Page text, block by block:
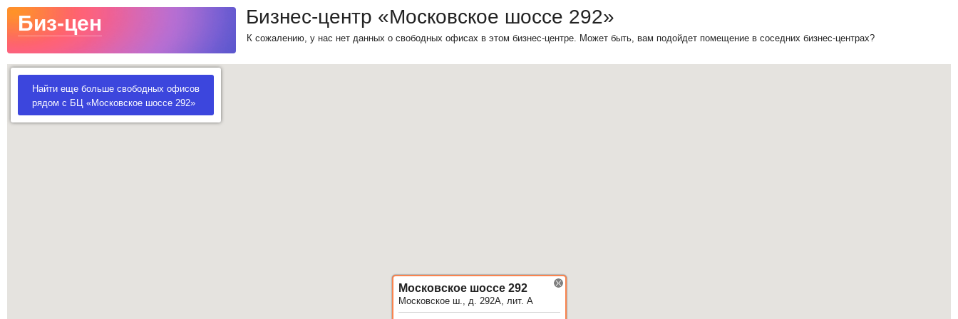
Биз-цен Бизнес-центр «Московское шоссе 292»
К сожалению, у нас нет данных о свободных офисах в этом бизнес-центре. Может быть, вам подойдет помещение в соседних бизнес-центрах?
Московское шоссе 292
Московское ш., д. 292А, лит. А
Найти еще больше свободных офисов
рядом с БЦ «Московское шоссе 292»